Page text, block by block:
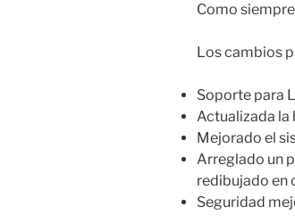
Como
Los cambios
Soporte para
Actualizada la
Mejorado el
Arreglado un
redibujado en
Seguridad